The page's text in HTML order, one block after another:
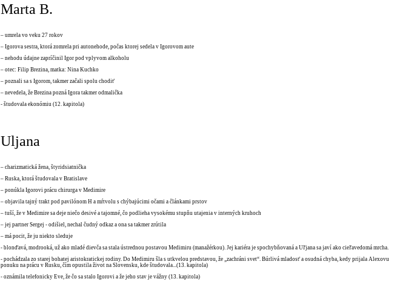
Marta B.
– umrela vo veku 27 rokov
– Igorova sestra, ktorá zomrela pri autonehode, počas ktorej sedela v Igorovom aute
– nehodu údajne zapríčinil Igor pod vplyvom alkoholu
– otec: Filip Brezina, matka: Nina Kuchko
– poznali sa s Igorom, takmer začali spolu chodiť
– nevedela, že Brezina pozná Igora takmer odmalička
- študovala ekonómiu (12. kapitola)
Uljana
– charizmatická žena, štyridsiatnička
– Ruska, ktorá študovala v Bratislave
– ponúkla Igorovi prácu chirurga v Medimire
– objavila tajný trakt pod pavilónom H a mŕtvolu s chýbajúcimi očami a článkami prstov
– tuší, že v Medimire sa deje niečo desivé a tajomné, čo podlieha vysokému stupňu utajenia v interných kruhoch
– jej partner Sergej - odišiel, nechal čudný odkaz a ona sa takmer zrútila
– má pocit, že ju niekto sleduje
- blonďavá, modrooká, už ako mladé dievča sa stala ústrednou postavou Medimiru (manažérkou). Jej kariéra je spochybňovaná a Uľjana sa javí ako cieľavedomá mrcha.
- pochádzala zo starej bohatej aristokratickej rodiny. Do Medimiru šla s utkvelou predstavou, že „zachráni svet“. Búrlivá mladosť a osudná chyba, kedy prijala Alexovu
ponuku na prácu v Rusku, čím opustila život na Slovensku, kde študovala...(13. kapitola)
- oznámila telefonicky Eve, že čo sa stalo Igorovi a že jeho stav je vážny (13. kapitola)